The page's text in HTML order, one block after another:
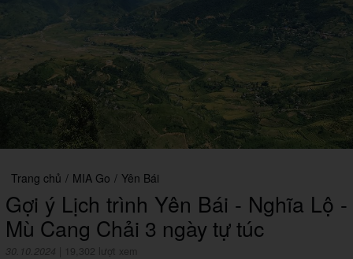
Trang chủ / MIA Go / Yên Bái
Gợi ý Lịch trình Yên Bái - Nghĩa Lộ -
Mù Cang Chải 3 ngày tự túc
30.10.2024 19,302 lượt xem